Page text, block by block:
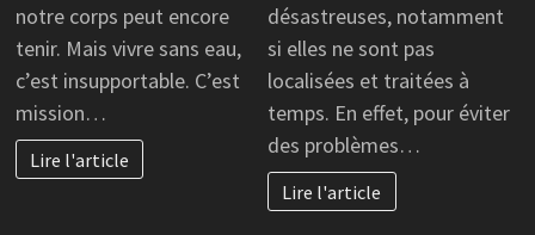
notre corps peut encore
tenir. Mais vivre sans eau,
c’est insupportable. C’est
mission…
Lire l'article
désastreuses, notamment
si elles ne sont pas
localisées et traitées à
temps. En effet, pour éviter
des problèmes…
Lire l'article